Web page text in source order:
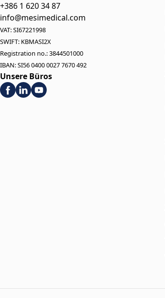
+386 1 620 34 87
info@mesimedical.com
VAT: SI67221998
SWIFT: KBMASI2X
Registration no.: 3844501000
IBAN: SI56 0400 0027 7670 492
Unsere Büros